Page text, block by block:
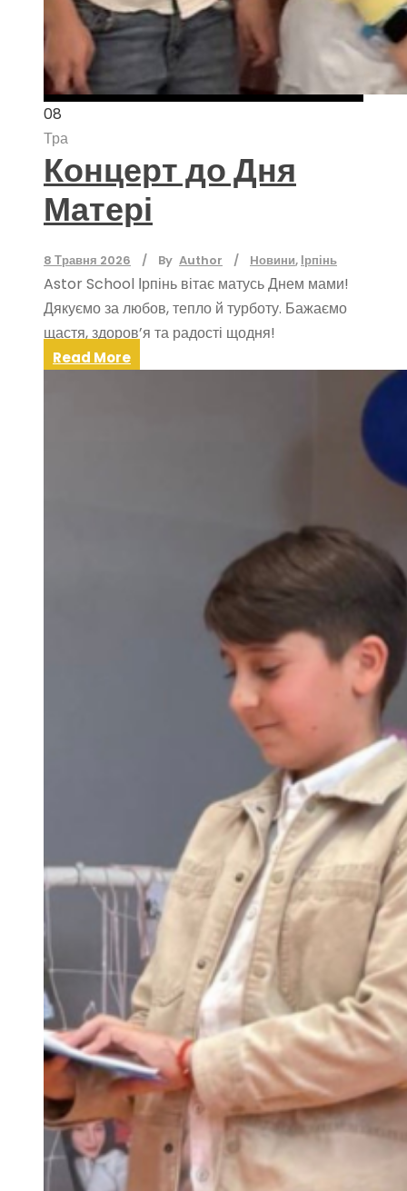
08
Тра
Концерт до Дня
Матері
8 Травня 2026 By Author Hовини, Ірпінь
Astor School Ірпінь вітає матусь Днем мами!
Дякуємо за любов, тепло й турботу. Бажаємо
щастя, здоров’я та радості щодня!
Read More